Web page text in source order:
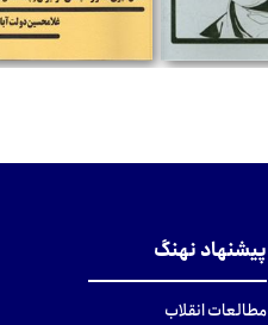
پیشنهاد نهنگ
مطالعات انقلاب